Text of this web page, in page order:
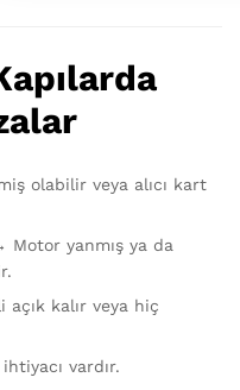
olabilir veya alıcı kart
Motor yanmış ya da
açık kalır veya hiç
vardır.